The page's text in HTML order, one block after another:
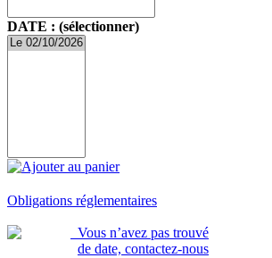
DATE : (sélectionner)
Ajouter au panier
Obligations réglementaires
Vous n’avez pas trouvé
de date, contactez-nous